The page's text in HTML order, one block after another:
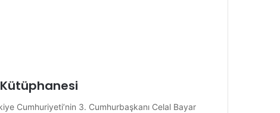
Cumhuriyeti’nin 3. Cumhurbaşkanı Celal Bayar